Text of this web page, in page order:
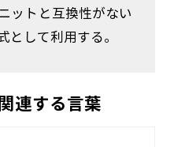
ットと互換性がない
として利用する。
連する言葉